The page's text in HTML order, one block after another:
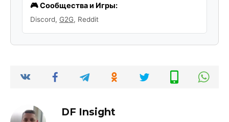
🎮 Сообщества и Игры:
Discord, G2G, Reddit
DF Insight